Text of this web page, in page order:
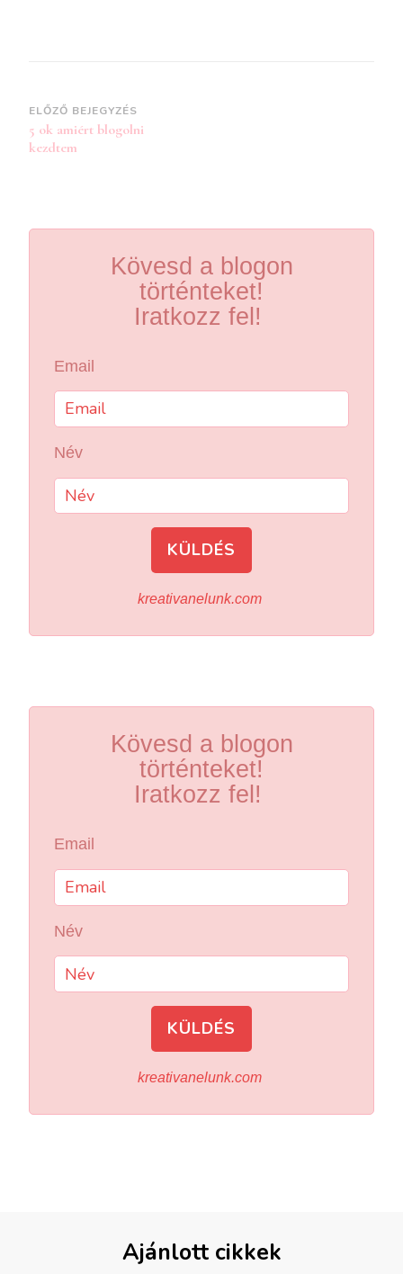
Bejegyzések
navigációja
ELŐZŐ BEJEGYZÉS
5 ok amiért blogolni
kezdtem
Kövesd a blogon
történteket!
Iratkozz fel!
Email
Név
KÜLDÉS
kreativanelunk.com
Kövesd a blogon
történteket!
Iratkozz fel!
Email
Név
KÜLDÉS
kreativanelunk.com
Ajánlott cikkek